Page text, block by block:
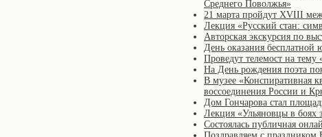
Среднего Поволжья»
21 марта пройдут XVIII
Лекция «Русский стан:
Авторская экскурсия по
День оказания
Проведут телемост на
На День рождения поэта
В музее «Конспиративная
воссоединения России и
Дом Гончарова стал
Лекция «Ульяновцы в боях
Состоялась публичная